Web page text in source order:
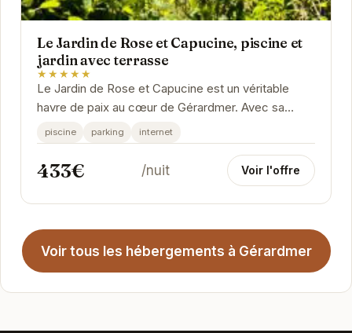
Le Jardin de Rose et Capucine, piscine et
jardin avec terrasse
★★★★★
Le Jardin de Rose et Capucine est un véritable
havre de paix au cœur de Gérardmer. Avec sa
piscine privée et son jardin luxuriant, il offre un...
piscine parking internet
433€ /nuit Voir l'offre
Voir tous les hébergements à Gérardmer